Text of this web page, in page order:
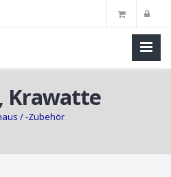
Krawatte
/ -Zubehör